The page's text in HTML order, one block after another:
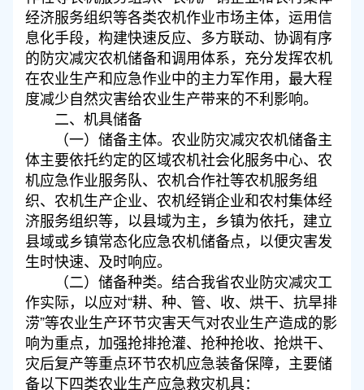
经济服务组织等各类农机作业市场主体，运用信
息化手段，构建快速反应、多方联动、协调有序
的防灾减灾农机储备和调用体系，充分发挥农机
在农业生产和应急作业中的主力军作用，最大程
度减少自然灾害给农业生产带来的不利影响。
二、机具储备
（一）储备主体。农业防灾减灾农机储备主
体主要依托约定的区域农机社会化服务中心、农
机应急作业服务队、农机合作社等农机服务组
织、农机生产企业、农机经销企业和农村集体经
济服务组织等，以县域为主，乡镇为依托，建立
县域或乡镇常态化应急农机储备点，以便灾害发
生时快速、及时响应。
（二）储备种类。结合我省农业防灾减灾工
作实际，以应对“耕、种、管、收、烘干、抗旱排
涝”等农业生产环节灾害天气对农业生产造成的影
响为重点，加强抢排抢灌、抢种抢收、抢烘干、
灾后复产等重点环节农机应急装备保障，主要储
备以下四类农业生产应急救灾机具：